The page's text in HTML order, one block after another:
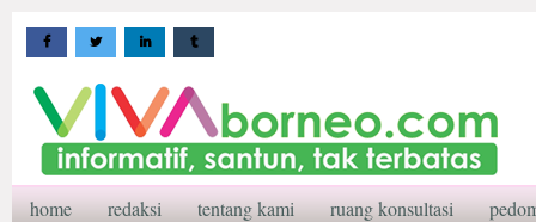
home redaksi tentang kami ruang konsultasi